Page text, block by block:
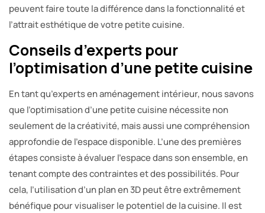
peuvent faire toute la différence dans la fonctionnalité et
l’attrait esthétique de votre petite cuisine.
Conseils d’experts pour
l’optimisation d’une petite cuisine
En tant qu’experts en aménagement intérieur, nous savons
que l’optimisation d’une petite cuisine nécessite non
seulement de la créativité, mais aussi une compréhension
approfondie de l’espace disponible. L’une des premières
étapes consiste à évaluer l’espace dans son ensemble, en
tenant compte des contraintes et des possibilités. Pour
cela, l’utilisation d’un plan en 3D peut être extrêmement
bénéfique pour visualiser le potentiel de la cuisine. Il est